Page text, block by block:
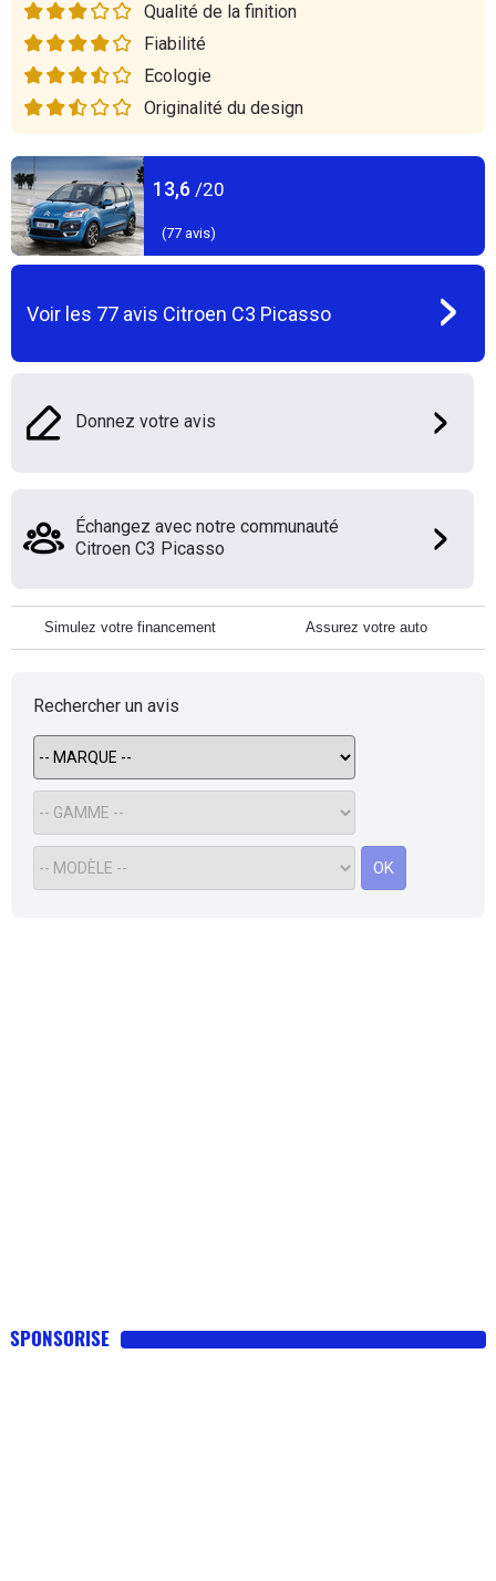
Qualité de la finition
Fiabilité
Ecologie
Originalité du design
13,6 /20
(77 avis)
Voir les 77 avis Citroen C3 Picasso
Donnez votre avis
Échangez avec notre communauté
Citroen C3 Picasso
Simulez votre financement Assurez votre auto
Rechercher un avis
OK
SPONSORISE